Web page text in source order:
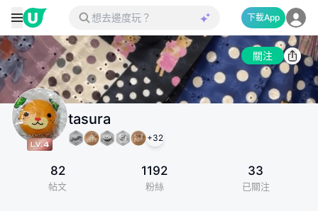
下載App
關注
tasura
+32
82
帖文
1192
粉絲
33
已關注